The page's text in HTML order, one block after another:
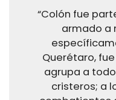
“Colón fue
armado a
Querétaro,
agrupa a
cristeros; a